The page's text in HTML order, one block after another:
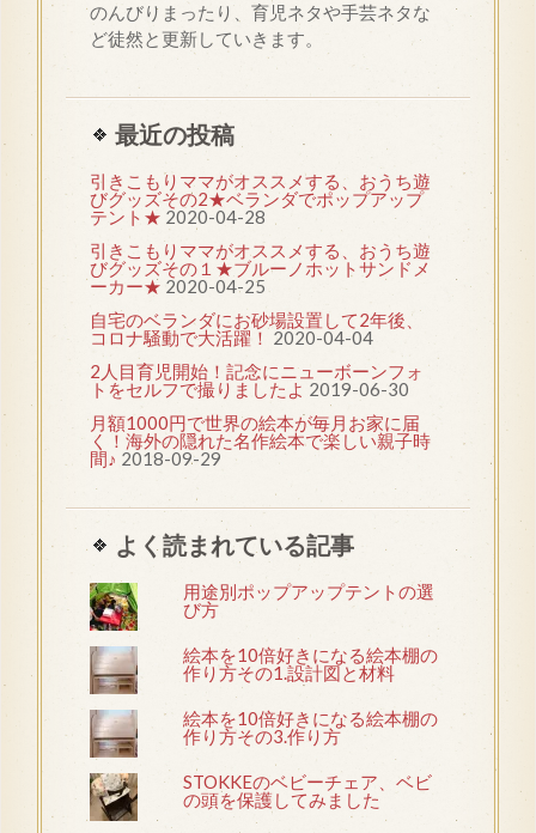
のんびりまったり、育児ネタや手芸ネタな
ど徒然と更新していきます。
最近の投稿
引きこもりママがオススメする、おうち遊
びグッズその2★ベランダでポップアップ
テント★ 2020-04-28
引きこもりママがオススメする、おうち遊
びグッズその１★ブルーノホットサンドメ
ーカー★ 2020-04-25
自宅のベランダにお砂場設置して2年後、
コロナ騒動で大活躍！ 2020-04-04
2人目育児開始！記念にニューボーンフォ
トをセルフで撮りましたよ 2019-06-30
月額1000円で世界の絵本が毎月お家に届
く！海外の隠れた名作絵本で楽しい親子時
間♪ 2018-09-29
よく読まれている記事
用途別ポップアップテントの選
び方
絵本を10倍好きになる絵本棚の
作り方その1.設計図と材料
絵本を10倍好きになる絵本棚の
作り方その3.作り方
STOKKEのベビーチェア、ベビ
の頭を保護してみました